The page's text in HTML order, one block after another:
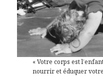
« Votre corps est
nourrir et éduquer